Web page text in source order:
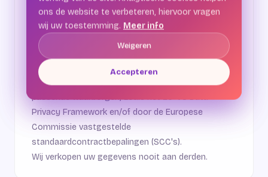
ons de website te verbeteren, hiervoor vragen
wij uw toestemming. Meer info
Weigeren
Accepteren
uw persoonsgegevens.
Doorgifte buiten de EER:voor de inzet van
Google (Firebase) kan verwerking plaatsvinden door
een buiten de Europese Economische Ruimte
gevestigde partij (waaronder de Verenigde Staten).
In dat geval vindt doorgifte uitsluitend plaats met
passende waarborgen, zoals het EU-VS Data
Privacy Framework en/of door de Europese
Commissie vastgestelde
standaardcontractbepalingen (SCC's).
Wij verkopen uw gegevens nooit aan derden.
ons de website te verbeteren, hiervoor vragen
wij uw toestemming. Meer info
Weigeren
Accepteren